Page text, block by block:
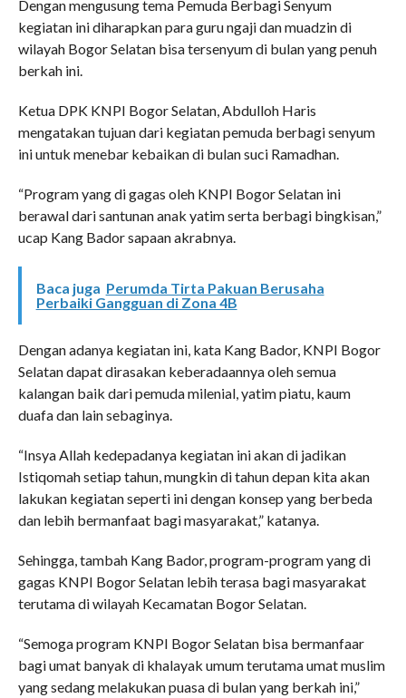
Dengan mengusung tema Pemuda Berbagi Senyum
kegiatan ini diharapkan para guru ngaji dan muadzin di
wilayah Bogor Selatan bisa tersenyum di bulan yang penuh
berkah ini.
Ketua DPK KNPI Bogor Selatan, Abdulloh Haris
mengatakan tujuan dari kegiatan pemuda berbagi senyum
ini untuk menebar kebaikan di bulan suci Ramadhan.
“Program yang di gagas oleh KNPI Bogor Selatan ini
berawal dari santunan anak yatim serta berbagi bingkisan,”
ucap Kang Bador sapaan akrabnya.
Baca juga Perumda Tirta Pakuan Berusaha
Perbaiki Gangguan di Zona 4B
Dengan adanya kegiatan ini, kata Kang Bador, KNPI Bogor
Selatan dapat dirasakan keberadaannya oleh semua
kalangan baik dari pemuda milenial, yatim piatu, kaum
duafa dan lain sebaginya.
“Insya Allah kedepadanya kegiatan ini akan di jadikan
Istiqomah setiap tahun, mungkin di tahun depan kita akan
lakukan kegiatan seperti ini dengan konsep yang berbeda
dan lebih bermanfaat bagi masyarakat,” katanya.
Sehingga, tambah Kang Bador, program-program yang di
gagas KNPI Bogor Selatan lebih terasa bagi masyarakat
terutama di wilayah Kecamatan Bogor Selatan.
“Semoga program KNPI Bogor Selatan bisa bermanfaar
bagi umat banyak di khalayak umum terutama umat muslim
yang sedang melakukan puasa di bulan yang berkah ini,”